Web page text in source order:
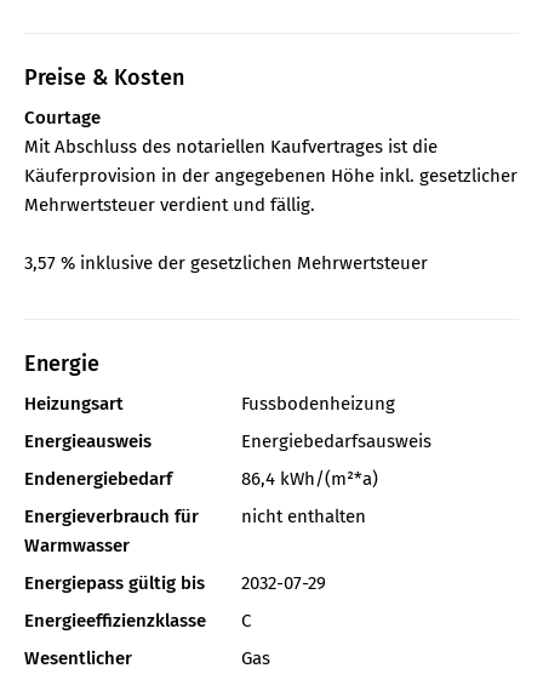
Preise & Kosten
Courtage
Mit Abschluss des notariellen Kaufvertrages ist die
Käuferprovision in der angegebenen Höhe inkl. gesetzlicher
Mehrwertsteuer verdient und fällig.
3,57 % inklusive der gesetzlichen Mehrwertsteuer
Energie
Heizungsart
Fussbodenheizung
Energieausweis
Energiebedarfsausweis
Endenergiebedarf
86,4 kWh/(m²*a)
Energieverbrauch für
Warmwasser
nicht enthalten
Energiepass gültig bis
2032-07-29
Energieeffizienzklasse
C
Wesentlicher
Gas